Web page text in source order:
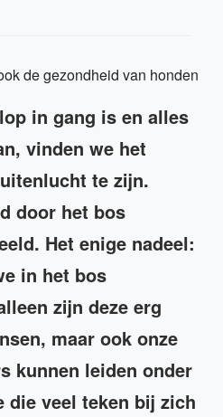
de gezondheid van honden
in gang is en alles
vinden we het
te zijn.
door het bos
Het enige nadeel:
in het bos
zijn deze erg
maar ook onze
kunnen leiden onder
die veel teken bij zich